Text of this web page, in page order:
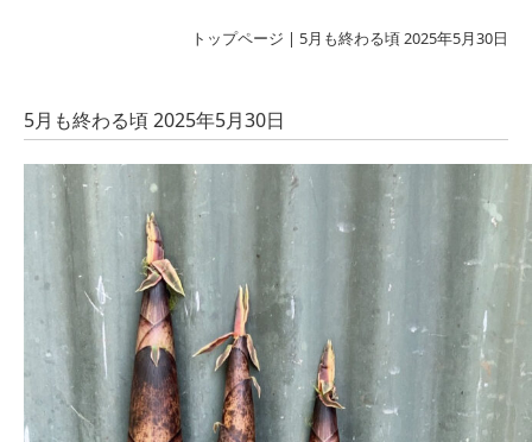
トップページ | 5月も終わる頃 2025年5月30日
5月も終わる頃 2025年5月30日